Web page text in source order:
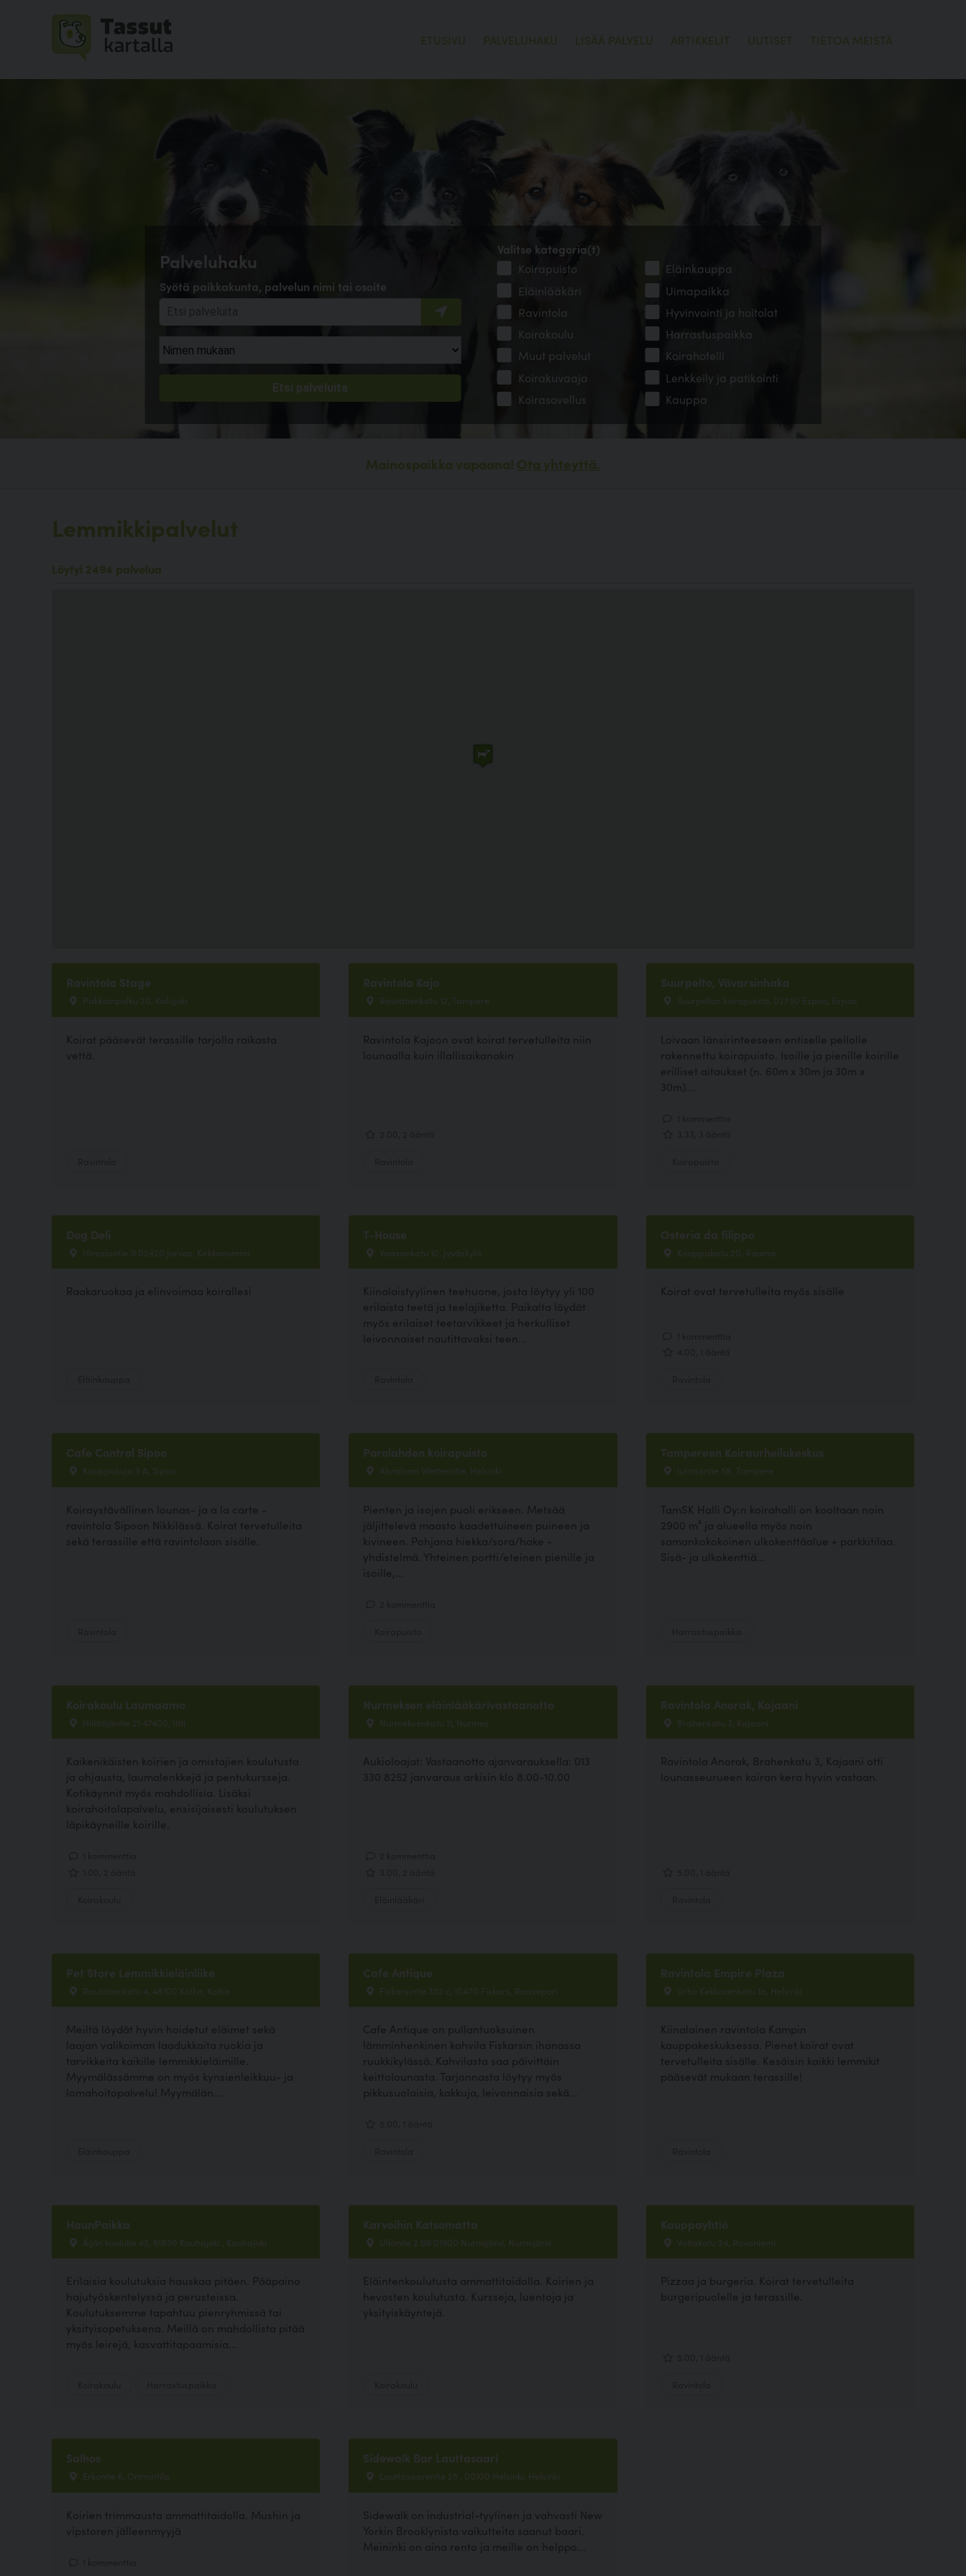
ETUSIVU PALVELUHAKU LISÄÄ PALVELU ARTIKKELIT UUTISET TIETOA MEISTÄ
Palveluhaku
Syötä paikkakunta, palvelun nimi tai osoite
Valitse kategoria(t)
Koirapuisto
Eläinkauppa
Eläinlääkäri
Uimapaikka
Ravintola
Hyvinvointi ja hoitolat
Koirakoulu
Harrastuspaikka
Muut palvelut
Koirahotelli
Koirakuvaaja
Lenkkeily ja patikointi
Koirasovellus
Kauppa
Mainospaikka vapaana! Ota yhteyttä.
Lemmikkipalvelut
Löytyi 2494 palvelua
Ravintola Stage
Pakkainpolku 20, Kalajoki
Koirat pääsevät terassille tarjolla raikasta
vettä.
Ravintola Kajo
Rautatienkatu 12, Tampere
Ravintola Kajoon ovat koirat tervetulleita niin
lounaalla kuin illallisaikanakin
Suurpelto, Vävarsinhaka
Suurpellon koirapuisto, 02750 Espoo, Espoo
Loivaan länsirinteeseen entiselle pellolle
rakennettu koirapuisto. Isoille ja pienille koirille
erilliset aitaukset (n. 60m x 30m ja 30m x
30m)....
Dog Deli
Hirsalantie 11 02420 Jorvas, Kirkkonummi
Raakaruokaa ja elinvoimaa koirallesi
T-House
Vaasankatu 10, Jyväskylä
Kiinalaistyylinen teehuone, josta löytyy yli 100
erilaista teetä ja teelajiketta. Paikalta löydät
myös erilaiset teetarvikkeet ja herkulliset
leivonnaiset nautittavaksi teen...
Osteria da filippo
Kauppakatu 20, Rauma
Koirat ovat tervetulleita myös sisälle
Cafe Control Sipoo
Kauppakuja 3 A, Sipoo
Koiraystävällinen lounas- ja a la carte -
ravintola Sipoon Nikkilässä. Koirat tervetulleita
sekä terassille että ravintolaan sisälle.
Porolahden koirapuisto
Abraham Wetterintie, Helsinki
Pienten ja isojen puoli erikseen. Metsää
jäljittelevä maasto kaadettuineen puineen ja
kivineen. Pohjana hiekka/sora/hake -
yhdistelmä. Yhteinen portti/eteinen pienille ja
isoille,...
Tampereen Koiraurheilukeskus
luhtaantie 58, Tampere
TamSK Halli Oy:n koirahalli on kooltaan noin
2900 m² ja alueella myös noin
samankokokoinen ulkokenttäalue + parkkitilaa.
Sisä- ja ulkokenttiä...
Koirakoulu Laumaamo
Hiihtäjäntie 21 47400, Iitti
Kaikenikäisten koirien ja omistajien koulutusta
ja ohjausta, laumalenkkejä ja pentukursseja.
Kotikäynnit myös mahdollisia. Lisäksi
koirahoitolapalvelu, ensisijaisesti koulutuksen
läpikäyneille koirille.
Nurmeksen eläinlääkärivastaanotto
Nurmeksenkatu 11, Nurmes
Aukioloajat: Vastaanotto ajanvarauksella: 013
330 8252 janvaraus arkisin klo 8.00-10.00
Ravintola Anorak, Kajaani
Brahenkatu 3, Kajaani
Ravintola Anorak, Brahenkatu 3, Kajaani otti
lounasseurueen koiran kera hyvin vastaan.
Pet Store Lemmikkieläinliike
Rautatienkatu 4, 48100 Kotka, Kotka
Meiltä löydät hyvin hoidetut eläimet sekä
laajan valikoiman laadukkaita ruokia ja
tarvikkeita kaikille lemmikkieläimille.
Myymälässämme on myös kynsienleikkuu- ja
lomahoitopalvelu! Myymälän...
Cafe Antique
Fiskarsintie 352 c, 10470 Fiskars, Raasepori
Cafe Antique on pullantuoksuinen
lämminhenkinen kahvila Fiskarsin ihanassa
ruukkikylässä. Kahvilasta saa päivittäin
keittolounasta. Tarjonnasta löytyy myös
pikkusuolaisia, kakkuja, leivonnaisia sekä...
Ravintola Empire Plaza
Urho Kekkosenkatu 1a, Helsinki
Kiinalainen ravintola Kampin
kauppakeskuksessa. Pienet koirat ovat
tervetulleita sisälle. Kesäisin kaikki lemmikit
pääsevät mukaan terassille!
HaunPaikka
Äijön koulutie 43, 61850 Kauhajoki , Kauhajoki
Erilaisia koulutuksia hauskaa pitäen. Pääpaino
hajutyöskentelyssä ja perusteissa.
Koulutuksemme tapahtuu pienryhmissä tai
yksityisopetuksena. Meillä on mahdollista pitää
myös leirejä, kasvattitapaamisia...
Karvoihin Katsomatta
Ullantie 2 B6 01900 Nurmijärvi, Nurmijärvi
Eläintenkoulutusta ammattitaidolla. Koirien ja
hevosten koulutusta. Kursseja, luentoja ja
yksityiskäyntejä.
Kauppayhtiö
Valtakatu 24, Rovaniemi
Pizzaa ja burgeria. Koirat tervetulleita
burgeripuolelle ja terassille.
Salhos
Erkontie 6, Orimattila
Koirien trimmausta ammattitaidolla. Mushin ja
vipstoren jälleenmyyjä
Sidewalk Bar Lauttasaari
Lauttasaarentie 25 , 00100 Helsinki, Helsinki
Sidewalk on industrial-tyylinen ja vahvasti New
Yorkin Brooklynista vaikutteita saanut baari.
Meininki on aina rento ja meille on helppo...